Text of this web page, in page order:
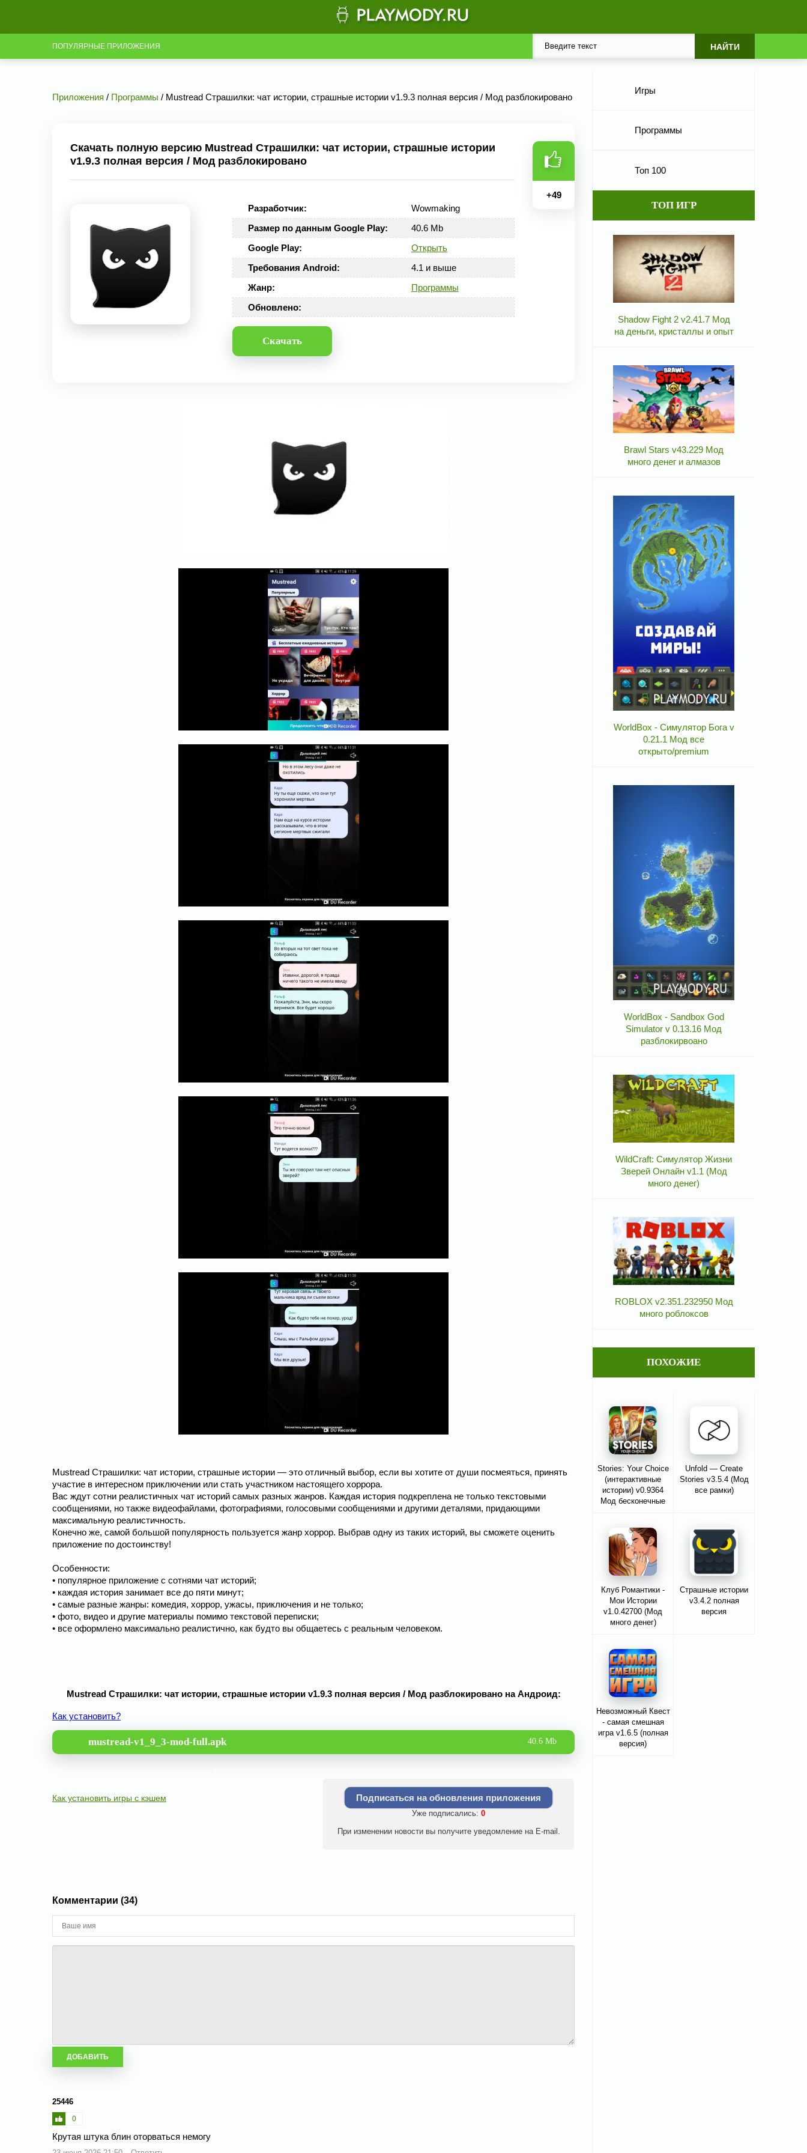
ПОПУЛЯРНЫЕ ПРИЛОЖЕНИЯ
Приложения / Программы / Mustread Страшилки: чат истории, страшные истории v1.9.3 полная версия / Мод разблокировано
Скачать полную версию Mustread Страшилки: чат истории, страшные истории
v1.9.3 полная версия / Мод разблокировано
Разработчик:
Wowmaking
Размер по данным Google Play:
40.6 Mb
Google Play:
Открыть
Требования Android:
4.1 и выше
Жанр:
Программы
Обновлено:
Скачать
+49
Mustread Страшилки: чат истории, страшные истории — это отличный выбор, если вы хотите от души посмеяться, принять
участие в интересном приключении или стать участником настоящего хоррора.
Вас ждут сотни реалистичных чат историй самых разных жанров. Каждая история подкреплена не только текстовыми
сообщениями, но также видеофайлами, фотографиями, голосовыми сообщениями и другими деталями, придающими
максимальную реалистичность.
Конечно же, самой большой популярность пользуется жанр хоррор. Выбрав одну из таких историй, вы сможете оценить
приложение по достоинству!
Особенности:
• популярное приложение с сотнями чат историй;
• каждая история занимает все до пяти минут;
• самые разные жанры: комедия, хоррор, ужасы, приключения и не только;
• фото, видео и другие материалы помимо текстовой переписки;
• все оформлено максимально реалистично, как будто вы общаетесь с реальным человеком.
Mustread Страшилки: чат истории, страшные истории v1.9.3 полная версия / Мод разблокировано на Андроид:
Как установить?
mustread-v1_9_3-mod-full.apk 40.6 Mb
Как установить игры с кэшем Подписаться на обновления приложения
Уже подписались: 0
При изменении новости вы получите уведомление на E-mail.
Комментарии (34)
25446
0
Крутая штука блин оторваться немогу
Игры
Программы
Топ 100
ТОП ИГР
Shadow Fight 2 v2.41.7 Мод
на деньги, кристаллы и опыт
Brawl Stars v43.229 Мод
много денег и алмазов
WorldBox - Симулятор Бога v
0.21.1 Мод все
открыто/premium
WorldBox - Sandbox God
Simulator v 0.13.16 Мод
разблокирвоано
WildCraft: Симулятор Жизни
Зверей Онлайн v1.1 (Мод
много денег)
ROBLOX v2.351.232950 Мод
много роблоксов
ПОХОЖИЕ
Stories: Your Choice
(интерактивные
истории) v0.9364
Мод бесконечные
Unfold — Create
Stories v3.5.4 (Мод
все рамки)
Клуб Романтики -
Мои Истории
v1.0.42700 (Мод
много денег)
Страшные истории
v3.4.2 полная
версия
Невозможный Квест
- самая смешная
игра v1.6.5 (полная
версия)